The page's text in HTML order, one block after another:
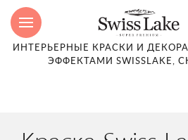
ИНТЕРЬЕРНЫЕ КРАСКИ И
ЭФФЕКТАМИ SWISSLAKE,